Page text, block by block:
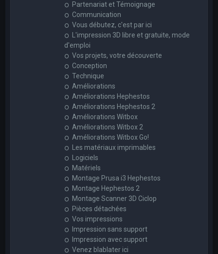
Partenariat et Témoignage
Communication
Vous débutez, c'est par ici
L'impression 3D libre et gratuite, mode
d'emploi
Vos projets, votre découverte
Conception
Technique
Améliorations
Améliorations Hephestos
Améliorations Hephestos 2
Améliorations Witbox
Améliorations Witbox 2
Améliorations Witbox Go!
Les matériaux imprimables
Logiciels
Matériels
Montage Prusa i3 Hephestos
Montage Hephestos 2
Montage Scanner 3D Ciclop
Pièces détachées
Vos impressions
Impression sans support
Impression avec support
Venez blablater ici